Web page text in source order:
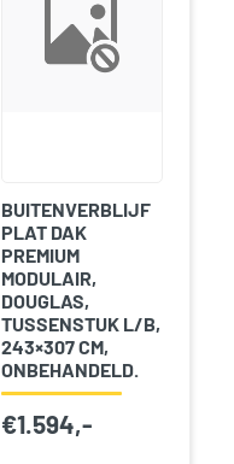
BUITENVERBLIJF
PLAT DAK
PREMIUM
MODULAIR,
DOUGLAS,
TUSSENSTUK L/B,
243×307 CM,
ONBEHANDELD.
€1.594,-